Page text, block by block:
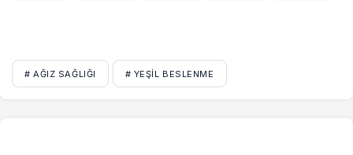
# AĞIZ SAĞLIĞI # YEŞIL BESLENME